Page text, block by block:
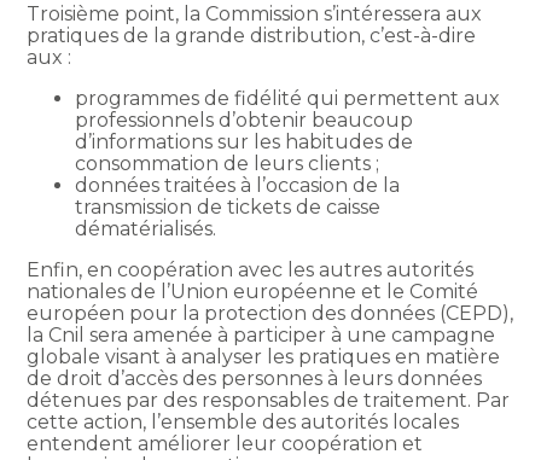
Troisième point, la Commission s’intéressera aux
pratiques de la grande distribution, c’est-à-dire
aux :
programmes de fidélité qui permettent aux
professionnels d’obtenir beaucoup
d’informations sur les habitudes de
consommation de leurs clients ;
données traitées à l’occasion de la
transmission de tickets de caisse
dématérialisés.
Enfin, en coopération avec les autres autorités
nationales de l’Union européenne et le Comité
européen pour la protection des données (CEPD),
la Cnil sera amenée à participer à une campagne
globale visant à analyser les pratiques en matière
de droit d’accès des personnes à leurs données
détenues par des responsables de traitement. Par
cette action, l’ensemble des autorités locales
entendent améliorer leur coopération et